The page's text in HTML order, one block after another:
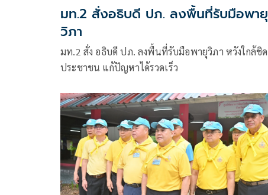
มท.2 สั่งอธิบดี ปภ. ลงพื้นที่รับมือพายุ
วิภา
มท.2 สั่ง อธิบดี ปภ. ลงพื้นที่รับมือพายุวิภา หวังใกล้ชิด
ประชาชน แก้ปัญหาได้รวดเร็ว